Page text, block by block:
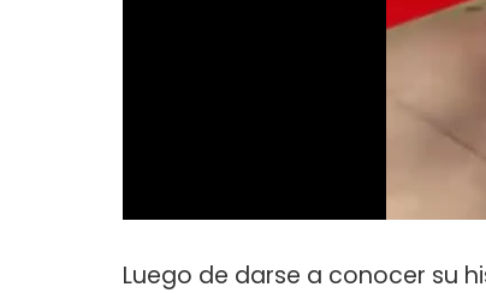
Luego de darse a conocer su